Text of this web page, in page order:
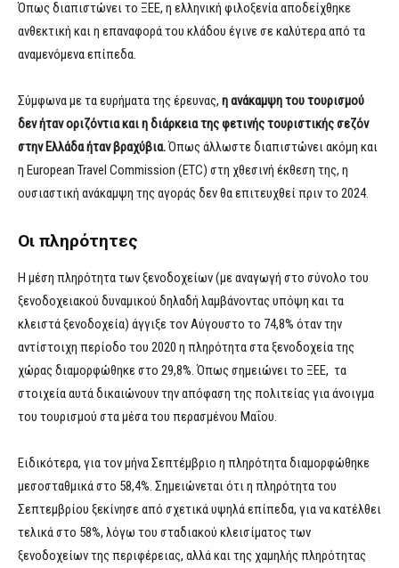
Όπως διαπιστώνει το ΞΕΕ, η ελληνική φιλοξενία αποδείχθηκε
ανθεκτική και η επαναφορά του κλάδου έγινε σε καλύτερα από τα
αναμενόμενα επίπεδα.
Σύμφωνα με τα ευρήματα της έρευνας, η ανάκαμψη του τουρισμού
δεν ήταν οριζόντια και η διάρκεια της φετινής τουριστικής σεζόν
στην Ελλάδα ήταν βραχύβια.Όπως άλλωστε διαπιστώνει ακόμη και
η European Travel Commission (ETC) στη χθεσινή έκθεση της, η
ουσιαστική ανάκαμψη της αγοράς δεν θα επιτευχθεί πριν το 2024.
Οι πληρότητες
Η μέση πληρότητα των ξενοδοχείων (με αναγωγή στο σύνολο του
ξενοδοχειακού δυναμικού δηλαδή λαμβάνοντας υπόψη και τα
κλειστά ξενοδοχεία) άγγιξε τον Αύγουστο το 74,8% όταν την
αντίστοιχη περίοδο του 2020 η πληρότητα στα ξενοδοχεία της
χώρας διαμορφώθηκε στο 29,8%. Όπως σημειώνει το ΞΕΕ, τα
στοιχεία αυτά δικαιώνουν την απόφαση της πολιτείας για άνοιγμα
του τουρισμού στα μέσα του περασμένου Μαΐου.
Ειδικότερα, για τον μήνα Σεπτέμβριο η πληρότητα διαμορφώθηκε
μεσοσταθμικά στο 58,4%. Σημειώνεται ότι η πληρότητα του
Σεπτεμβρίου ξεκίνησε από σχετικά υψηλά επίπεδα, για να κατέλθει
τελικά στο 58%, λόγω του σταδιακού κλεισίματος των
ξενοδοχείων της περιφέρειας, αλλά και της χαμηλής πληρότητας